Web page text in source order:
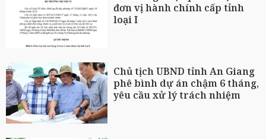
đơn vị hành chính cấp tỉnh
loại I
Chủ tịch UBND tỉnh An Giang
phê bình dự án chậm 6 tháng,
yêu cầu xử lý trách nhiệm